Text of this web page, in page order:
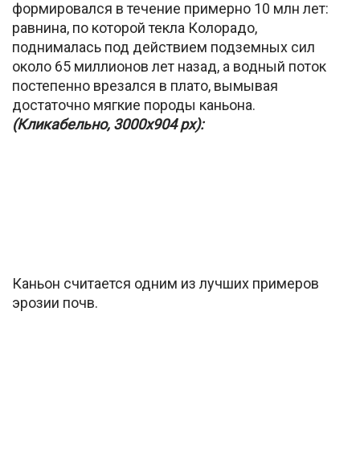
формировался в течение примерно 10 млн лет:
равнина, по которой текла Колорадо,
поднималась под действием подземных сил
около 65 миллионов лет назад, а водный поток
постепенно врезался в плато, вымывая
достаточно мягкие породы каньона.
(Кликабельно, 3000х904 px):
Каньон считается одним из лучших примеров
эрозии почв.